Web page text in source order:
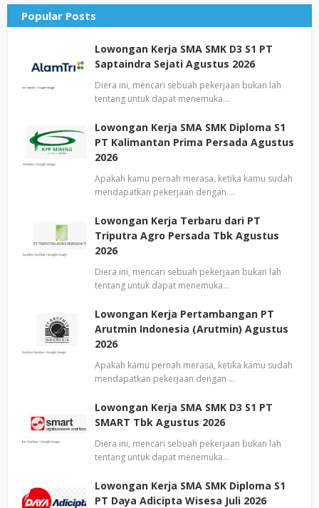
Popular Posts
Lowongan Kerja SMA SMK D3 S1 PT
Saptaindra Sejati Agustus 2026
Diera ini, mencari sebuah pekerjaan bukan lah
tentang untuk dapat menemuka…
Lowongan Kerja SMA SMK Diploma S1
PT Kalimantan Prima Persada Agustus
2026
Apakah kamu pernah merasa, ketika kamu sudah
mendapatkan pekerjaan dengan …
Lowongan Kerja Terbaru dari PT
Triputra Agro Persada Tbk Agustus
2026
Diera ini, mencari sebuah pekerjaan bukan lah
tentang untuk dapat menemuka…
Lowongan Kerja Pertambangan PT
Arutmin Indonesia (Arutmin) Agustus
2026
Apakah kamu pernah merasa, ketika kamu sudah
mendapatkan pekerjaan dengan …
Lowongan Kerja SMA SMK D3 S1 PT
SMART Tbk Agustus 2026
Diera ini, mencari sebuah pekerjaan bukan lah
tentang untuk dapat menemuka…
Lowongan Kerja SMA SMK Diploma S1
PT Daya Adicipta Wisesa Juli 2026